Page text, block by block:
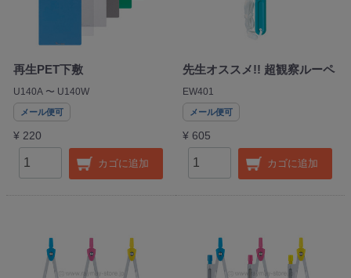
再生PET下敷
U140A 〜 U140W
メール便可
¥ 220
カゴに追加
先生オススメ!! 超観察ルーペ
EW401
メール便可
¥ 605
カゴに追加